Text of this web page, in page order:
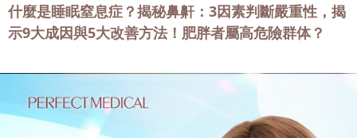
什麼是睡眠窒息症？揭秘鼻鼾：3因素判斷嚴重性，揭
示9大成因與5大改善方法！肥胖者屬高危險群体？